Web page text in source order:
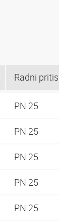
PN 25
PN 25
PN 25
PN 25
PN 25